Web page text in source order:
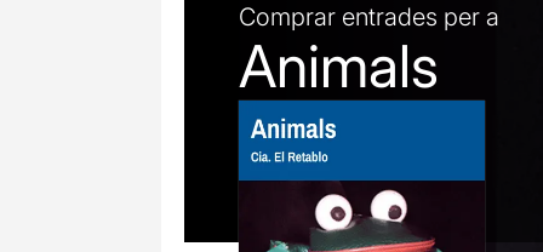
Comprar entrades per a
Animals